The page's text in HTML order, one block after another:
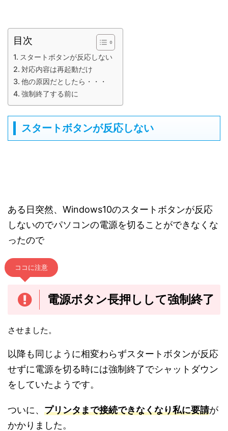
目次
スタートボタンが反応しない
対応内容は再起動だけ
他の原因だとしたら・・・
強制終了する前に
スタートボタンが反応しない
ある日突然、Windows10のスタートボタンが反応
しないのでパソコンの電源を切ることができなくな
ったので
ココに注意
電源ボタン長押しして強制終了
させました。
以降も同じように相変わらずスタートボタンが反応
せずに電源を切る時には強制終了でシャットダウン
をしていたようです。
ついに、 プリンタまで接続できなくなり私に要請が
かかりました。